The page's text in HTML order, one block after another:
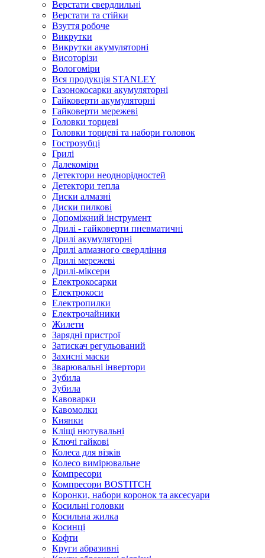
Верстати свердлильні
Верстати та стійки
Взуття робоче
Викрутки
Викрутки акумуляторні
Висоторізи
Вологоміри
Вся продукція STANLEY
Газонокосарки акумуляторні
Гайковерти акумуляторні
Гайковерти мережеві
Головки торцеві
Головки торцеві та набори головок
Гострозубці
Грилі
Далекоміри
Детектори неоднорідностей
Детектори тепла
Диски алмазні
Диски пилкові
Допоміжний інструмент
Дрилі - гайковерти пневматичні
Дрилі акумуляторні
Дрилі алмазного свердління
Дрилі мережеві
Дрилі-міксери
Електрокосарки
Електрокоси
Електропилки
Електрочайники
Жилети
Зарядні пристрої
Затискач регульований
Захисні маски
Зварювальні інвертори
Зубила
Зубила
Кавоварки
Кавомолки
Киянки
Кліщі нютувальні
Ключі гайкові
Колеса для візків
Колесо вимірювальне
Компресори
Компресори BOSTITCH
Коронки, набори коронок та аксесуари
Косильні головки
Косильна жилка
Косинці
Кофти
Круги абразивні